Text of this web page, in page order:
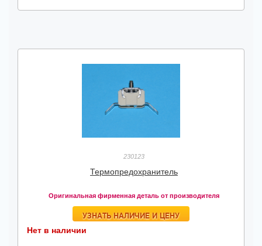
230123
Термопредохранитель
Оригинальная фирменная деталь от производителя
УЗНАТЬ НАЛИЧИЕ И ЦЕНУ
Нет в наличии